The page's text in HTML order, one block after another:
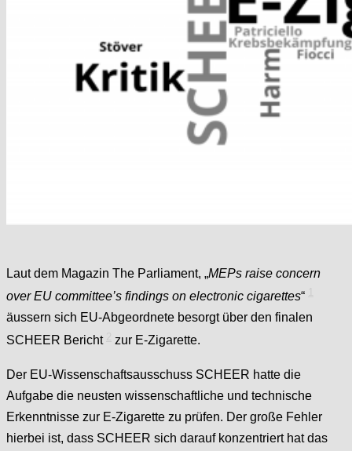
Laut dem Magazin The Parliament, „MEPs raise concern
over EU committee’s findings on electronic cigarettes“
äussern sich EU-Abgeordnete besorgt über den finalen
SCHEER Bericht
zur E-Zigarette.
Der EU-Wissenschaftsausschuss SCHEER hatte die
Aufgabe die neusten wissenschaftliche und technische
Erkenntnisse zur E-Zigarette zu prüfen. Der große Fehler
hierbei ist, dass SCHEER sich darauf konzentriert hat das